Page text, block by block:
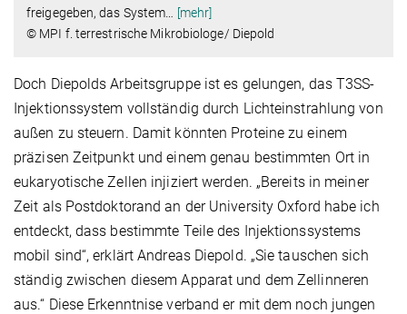
freigegeben, das System
[mehr]
© MPI f. terrestrische Mikrobiologe/ Diepold
Doch Diepolds Arbeitsgruppe ist es gelungen, das T3SS-
Injektionssystem vollständig durch Lichteinstrahlung von
außen zu steuern. Damit könnten Proteine zu einem
präzisen Zeitpunkt und einem genau bestimmten Ort in
eukaryotische Zellen injiziert werden. „Bereits in meiner
Zeit als Postdoktorand an der University Oxford habe ich
entdeckt, dass bestimmte Teile des Injektionssystems
mobil sind“, erklärt Andreas Diepold. „Sie tauschen sich
ständig zwischen diesem Apparat und dem Zellinneren
aus.“ Diese Erkenntnise verband er mit dem noch jungen